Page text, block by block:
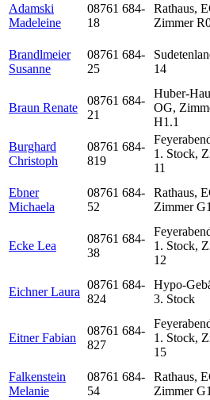
Adamski
Madeleine
08761 684-
18
Rathaus,
Zimmer
Brandlmeier
Susanne
08761 684-
25
14
Braun Renate
08761 684-
21
Huber-
OG,
H1.1
Burghard
Christoph
08761 684-
819
1. Stock,
11
Ebner
Michaela
08761 684-
52
Rathaus,
Zimmer
Ecke Lea
08761 684-
38
1. Stock,
12
Eichner Laura
08761 684-
824
Hypo-
3. Stock
Eitner Fabian
08761 684-
827
1. Stock,
15
Falkenstein
Melanie
08761 684-
54
Rathaus,
Zimmer